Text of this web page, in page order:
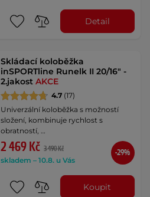
Detail
Skládací koloběžka
inSPORTline Runelk II 20/16" -
2.jakostAKCE
4.7 (17)
Univerzální koloběžka s možností
složení, kombinuje rychlost s
obratností, …
2 469 Kč 3 490 Kč
skladem – 10.8. u Vás
-29%
Koupit